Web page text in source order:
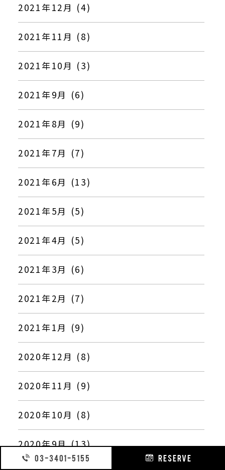
2021年12月 (4)
2021年11月 (8)
2021年10月 (3)
2021年9月 (6)
2021年8月 (9)
2021年7月 (7)
2021年6月 (13)
2021年5月 (5)
2021年4月 (5)
2021年3月 (6)
2021年2月 (7)
2021年1月 (9)
2020年12月 (8)
2020年11月 (9)
2020年10月 (8)
2020年9月 (13)
03-3401-5155 RESERVE